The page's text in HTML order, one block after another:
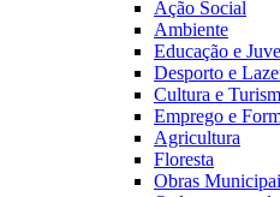
Ação Social
Ambiente
Educação e
Desporto e
Cultura e
Emprego e
Agricultura
Floresta
Obras